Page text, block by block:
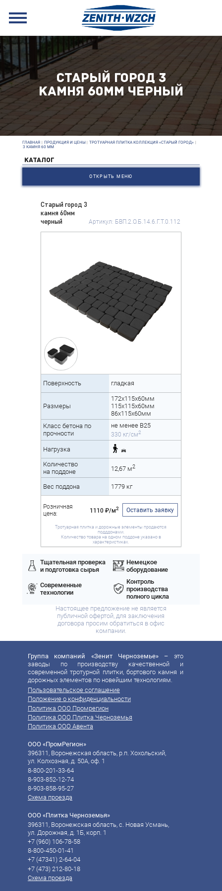
СТАРЫЙ ГОРОД 3
КАМНЯ 60ММ ЧЕРНЫЙ
ГЛАВНАЯ ПРОДУКЦИЯ И ЦЕНЫ ТРОТУАРНАЯ ПЛИТКА КОЛЛЕКЦИЯ «СТАРЫЙ ГОРОД»
3 КАМНЯ 60 ММ
КАТАЛОГ
ОТКРЫТЬ МЕНЮ
Старый город 3
камня 60мм
черный
Артикул: БВП.2.О.Б.14.6.Г.Т.0.112
Поверхность гладкая
Размеры
172х115х60мм
115х115х60мм
86х115х60мм
Класс бетона по
прочности
не менее B25
330 кг/см2
Нагрузка
Количество
на поддоне
12,67 м2
Вес поддона 1779 кг
Розничная
цена:
1110 ₽/м2 Оставить заявку
Тротуарная плитка и дорожные элементы продаются
подддонами.
Количество товара на одном поддоне указано в
характеристиках.
Тщательная проверка
и подготовка сырья
Немецкое
оборудование
Современные
технологии
Контроль
производства
полного цикла
Настоящее предложение не является
публичной офертой, для заключения
договора просим обратиться в офис
компании.
Группа компаний «Зенит Черноземье»– это
заводы по производству качественной и
современной тротурной плитки, бортового камня и
дорожных элементов по новейшим технологиям.
Пользовательское соглашение
Положение о конфиденциальности
Политика ООО Промрегион
Политика ООО Плитка Черноземья
Политика ООО Авента
ООО «ПромРегион»
396311, Воронежская область, р.п. Хохольский,
ул. Колхозная, д. 50А, оф. 1
8-800-201-33-64
8-903-852-12-74
8-903-858-95-27
Схема проезда
ООО «Плитка Черноземья»
396311, Воронежская область, с. Новая Усмань,
ул. Дорожная, д. 1Б, корп. 1
+7 (960) 106-78-58‬
8-800-450-01-41
‪‪+7 (47341) 2-64-04
‪‪+7 (473) 212-80-18
Схема проезда